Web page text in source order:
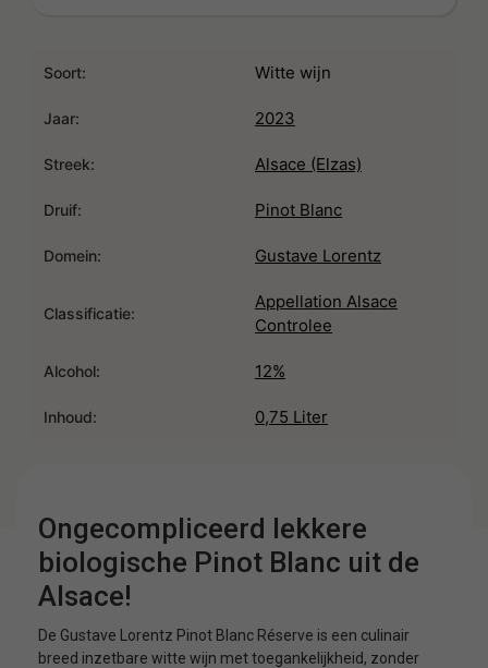
Soort: Witte wijn
Jaar: 2023
Streek: Alsace (Elzas)
Druif: Pinot Blanc
Domein: Gustave Lorentz
Classificatie:
Appellation Alsace
Controlee
Alcohol: 12%
Inhoud: 0,75 Liter
Ongecompliceerd lekkere
biologische Pinot Blanc uit de
Alsace!
De Gustave Lorentz Pinot Blanc Réserve is een culinair
breed inzetbare witte wijn met toegankelijkheid, zonder